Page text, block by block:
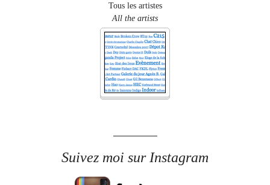
Tous les artistes
All the artists
Suivez moi sur Instagram